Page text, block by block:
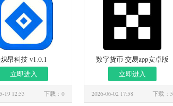
炽昂科技 v1.0.1
立即进入
19 12:53 下载：0
数字货币 交易app安卓版
v3.4.4
立即进入
2026-06-02 17:58 下载：5